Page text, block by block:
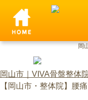
岡
岡山市｜VIVA骨盤整体
【岡山市・整体院】腰